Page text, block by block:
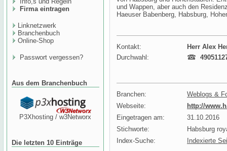
Firma eintragen
Linknetzwerk
Branchenbuch
Online-Shop
Passwort vergessen?
Aus dem Branchenbuch
P3Xhosting / w3Networx
Die letzten 10 Einträge
und Wappen, aber auch den
Haeuser Babenberg, Habsburg,
Kontakt:
Herr Alex
Durchwahl:
Branchen:
Weblogs &
Webseite:
http://
Eingetragen am:
31.10.2016
Stichworte:
Habsburg
Index-Suche:
Indexierte